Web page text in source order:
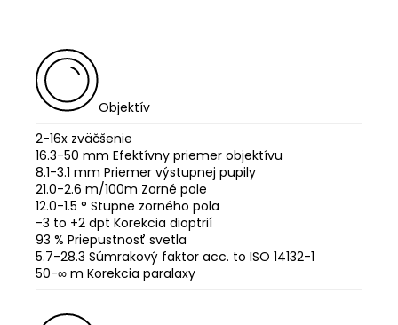
Objektív
2-16x zväčšenie
16.3-50 mm Efektívny priemer objektívu
8.1-3.1 mm Priemer výstupnej pupily
21.0-2.6 m/100m Zorné pole
12.0-1.5 ° Stupne zorného pola
-3 to +2 dpt Korekcia dioptrií
93 % Priepustnosť svetla
5.7-28.3 Súmrakový faktor acc. to ISO 14132-1
50-∞ m Korekcia paralaxy